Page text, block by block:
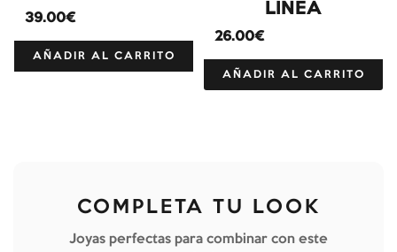
39.00€
AÑADIR AL CARRITO
LINEA
26.00€
AÑADIR AL CARRITO
COMPLETA TU LOOK
Joyas perfectas para combinar con este